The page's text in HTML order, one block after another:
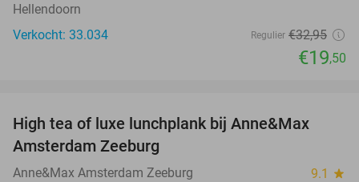
Hellendoorn
Verkocht: 33.034
Regulier €32,95
€19,50
High tea of luxe lunchplank bij Anne&Max
Amsterdam Zeeburg
Anne&Max Amsterdam Zeeburg 9.1 star